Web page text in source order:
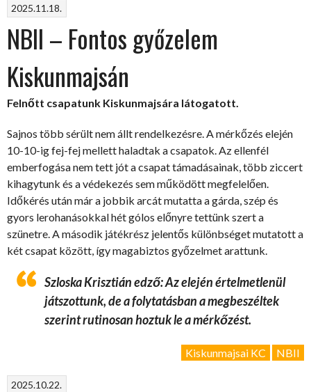
2025.11.18.
NBII – Fontos győzelem
Kiskunmajsán
Felnőtt csapatunk Kiskunmajsára látogatott.
Sajnos több sérült nem állt rendelkezésre. A mérkőzés elején
10-10-ig fej-fej mellett haladtak a csapatok. Az ellenfél
emberfogása nem tett jót a csapat támadásainak, több ziccert
kihagytunk és a védekezés sem működött megfelelően.
Időkérés után már a jobbik arcát mutatta a gárda, szép és
gyors lerohanásokkal hét gólos előnyre tettünk szert a
szünetre. A második játékrész jelentős különbséget mutatott a
két csapat között, így magabiztos győzelmet arattunk.
Szloska Krisztián edző: Az elején értelmetlenül
játszottunk, de a folytatásban a megbeszéltek
szerint rutinosan hoztuk le a mérkőzést.
Kiskunmajsai KC NBII
2025.10.22.